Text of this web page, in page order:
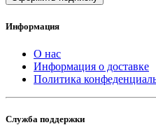
Информация
О нас
Информация о доставке
Политика
Служба поддержки